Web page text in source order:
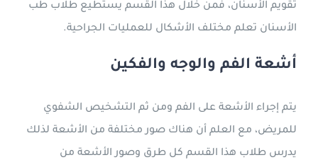
تقويم الأسنان، فمن خلال هذا القسم يستطيع طلاب طب
الأسنان تعلم مختلف الأشكال للعمليات الجراحية.
أشعة الفم والوجه والفكين
يتم إجراء الأشعة على الفم ومن ثم التشخيص الشفوي
للمريض، مع العلم أن هناك صور مختلفة من الأشعة لذلك
يدرس طلاب هذا القسم كل طرق وصور الأشعة من